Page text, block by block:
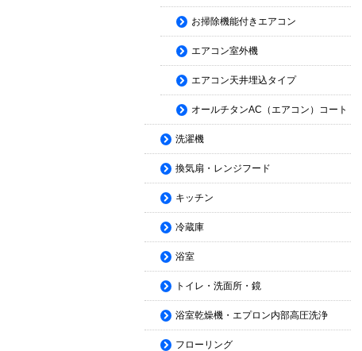
お掃除機能付きエアコン
エアコン室外機
エアコン天井埋込タイプ
オールチタンAC（エアコン）コート
洗濯機
換気扇・レンジフード
キッチン
冷蔵庫
浴室
トイレ・洗面所・鏡
浴室乾燥機・エプロン内部高圧洗浄
フローリング